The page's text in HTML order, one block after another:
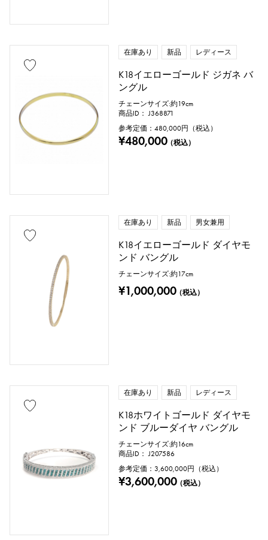
在庫あり 新品 レディース
K18イエローゴールド ジガネ バ
ングル
チェーンサイズ:約19cm
商品ID： J368871
参考定価：480,000円（税込）
¥480,000（税込）
在庫あり 新品 男女兼用
K18イエローゴールド ダイヤモ
ンド バングル
チェーンサイズ:約17cm
¥1,000,000（税込）
在庫あり 新品 レディース
K18ホワイトゴールド ダイヤモ
ンド ブルーダイヤ バングル
チェーンサイズ:約16cm
商品ID： J207586
参考定価：3,600,000円（税込）
¥3,600,000（税込）